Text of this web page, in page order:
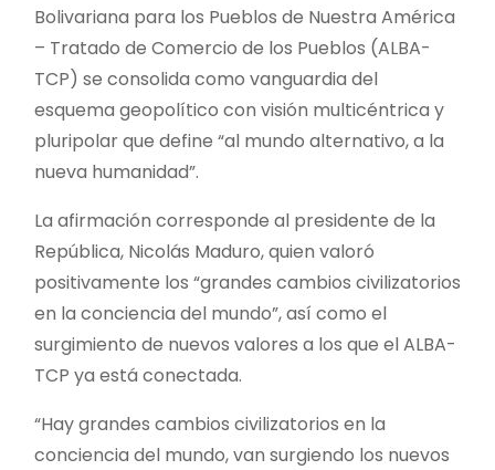
Bolivariana para los Pueblos de Nuestra América
– Tratado de Comercio de los Pueblos (ALBA-
TCP) se consolida como vanguardia del
esquema geopolítico con visión multicéntrica y
pluripolar que define “al mundo alternativo, a la
nueva humanidad”.
La afirmación corresponde al presidente de la
República, Nicolás Maduro, quien valoró
positivamente los “grandes cambios civilizatorios
en la conciencia del mundo”, así como el
surgimiento de nuevos valores a los que el ALBA-
TCP ya está conectada.
“Hay grandes cambios civilizatorios en la
conciencia del mundo, van surgiendo los nuevos